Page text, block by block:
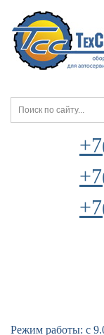
Режим работы: с